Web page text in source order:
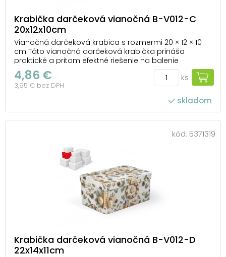
Krabička darčeková vianočná B-V012-C
20x12x10cm
Vianočná darčeková krabica s rozmermi 20 × 12 × 10
cm Táto vianočná darčeková krabička prináša
praktické a pritom efektné riešenie na balenie
vianočných darčekov. Elegantný motív s prírodnými
dekoráciami, šiškami a zlatými prvkami dodá
každému darčeku jedinečný vzhľad a dokáže
4,86 €
3,95 € bez DPH
ks
skladom
kód: 5371319
Krabička darčeková vianočná B-V012-D
22x14x11cm